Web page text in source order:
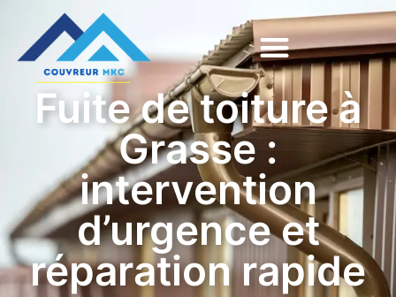
Fuite de toiture à
Grasse :
intervention
d’urgence et
réparation rapide